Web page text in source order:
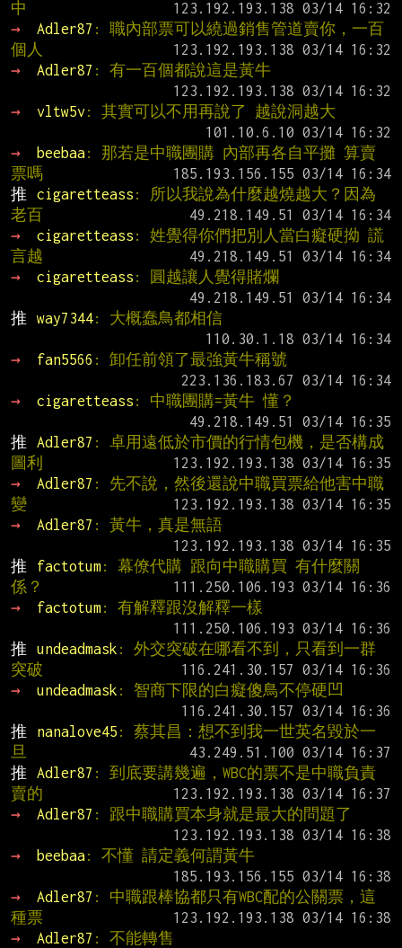
中
→
Adler87 : 職內部票可以繞過銷售管道賣你，一百
個人
→
Adler87 : 有一百個都說這是黃牛
→
vltw5v : 其實可以不用再說了 越說洞越大
→
beebaa: 那若是中職團購 內部再各自平攤 算賣
票嗎
推
cigaretteass : 所以我說為什麼越燒越大？因為
老百
→
cigaretteass : 姓覺得你們把別人當白癡硬拗 謊
言越
→
cigaretteass : 圓越讓人覺得賭爛
推
way7344: 大概蠢鳥都相信
→
fan5566 : 卸任前領了最強黃牛稱號
→
cigaretteass : 中職團購=黃牛 懂？
推
Adler87 : 卓用遠低於市價的行情包機，是否構成
圖利
→
Adler87 : 先不說，然後還說中職買票給他害中職
變
→
Adler87 : 黃牛，真是無語
推
factotum: 幕僚代購 跟向中職購買 有什麼關
係？
→
factotum: 有解釋跟沒解釋一樣
推
undeadmask : 外交突破在哪看不到，只看到一群
突破
→
undeadmask : 智商下限的白癡傻鳥不停硬凹
推
nanalove45 : 蔡其昌：想不到我一世英名毀於一
旦
推
Adler87 : 到底要講幾遍，WBC的票不是中職負責
賣的
→
Adler87 : 跟中職購買本身就是最大的問題了
→
beebaa: 不懂 請定義何謂黃牛
→
Adler87 : 中職跟棒協都只有WBC配的公關票，這
種票
→
Adler87 : 不能轉售